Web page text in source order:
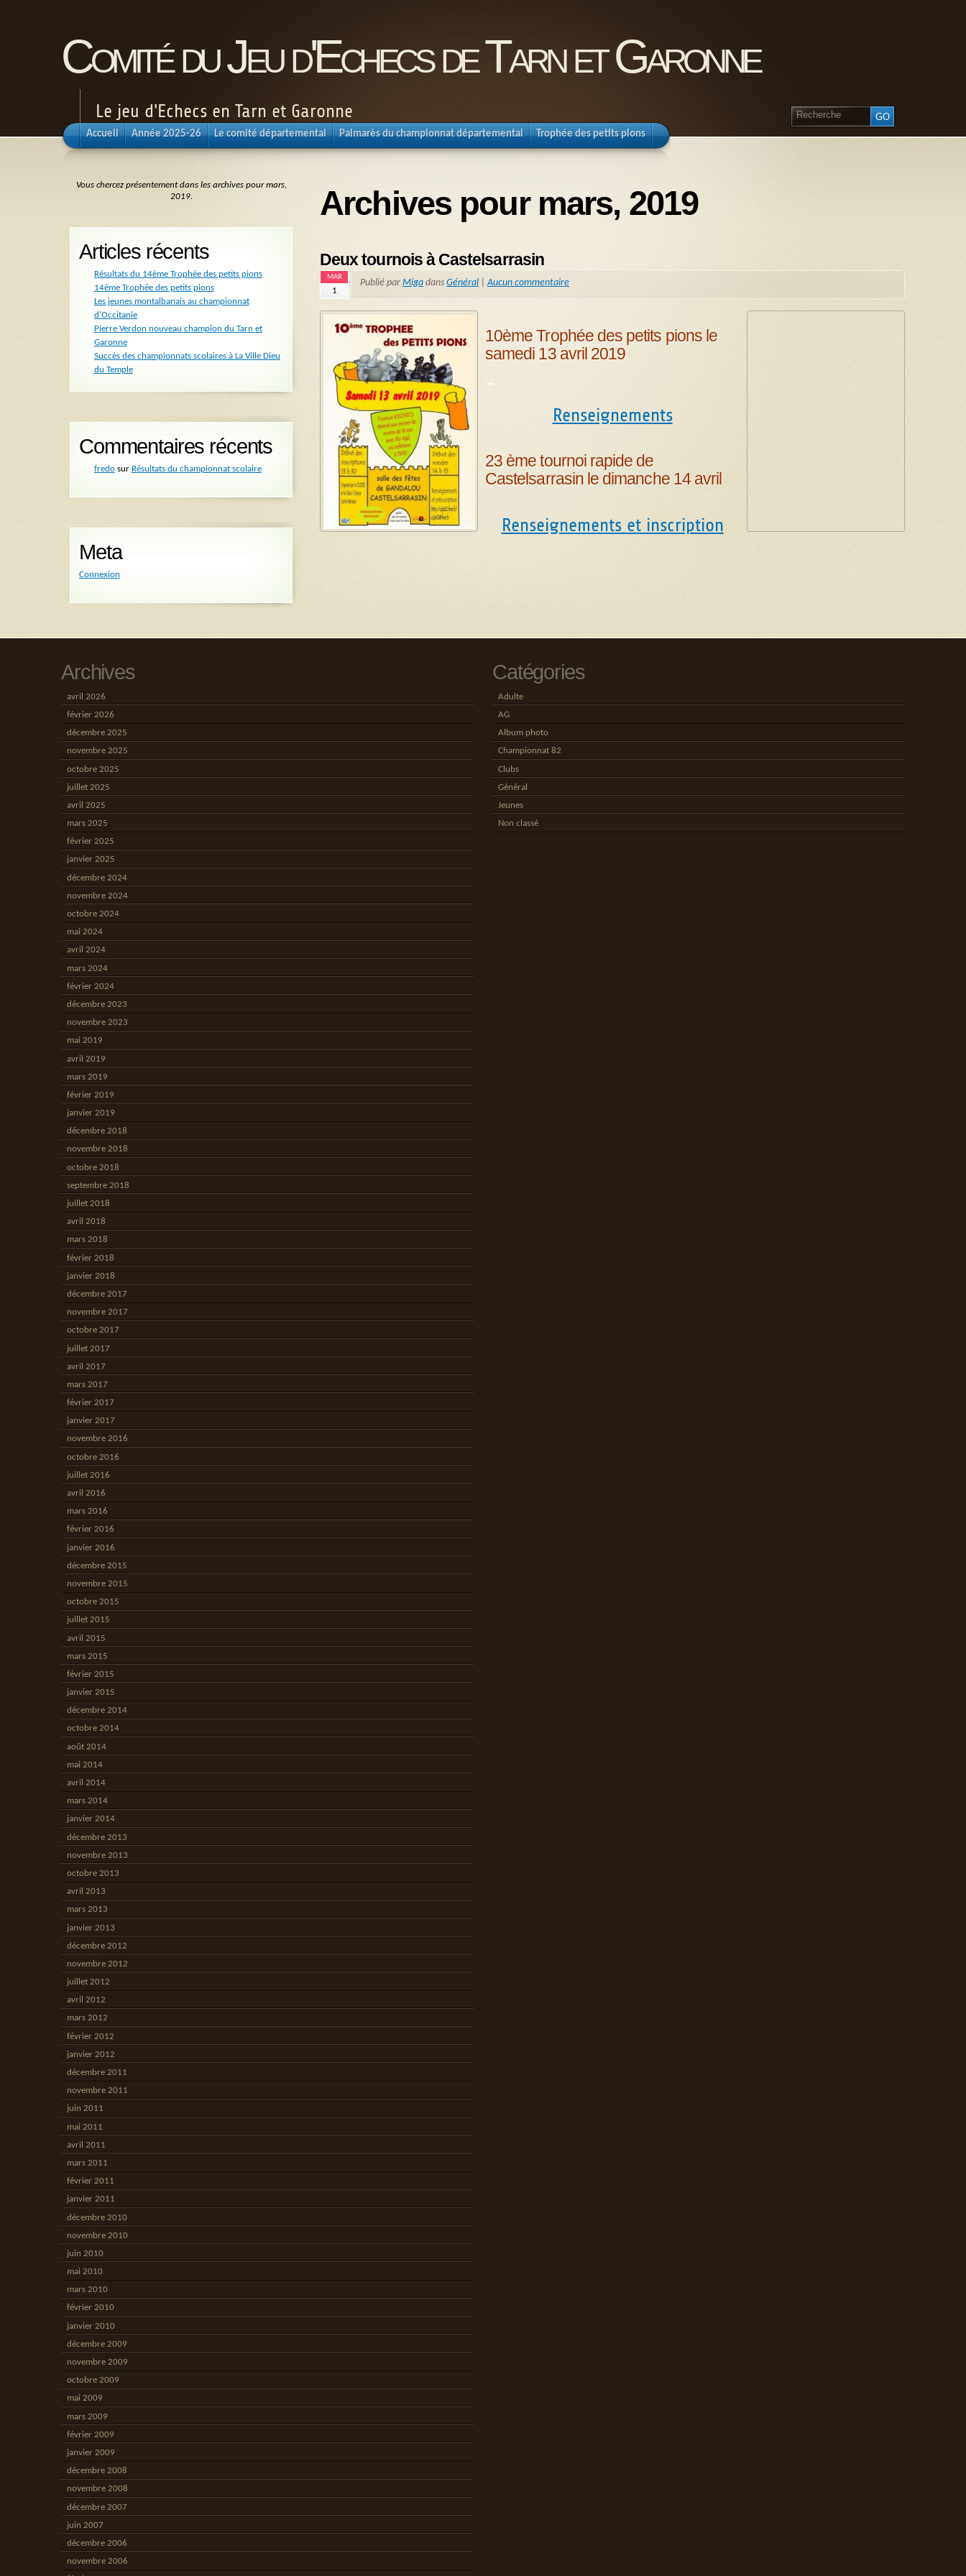
Comité du Jeu d'Echecs de Tarn et Garonne
Le jeu d'Echecs en Tarn et Garonne
Accueil Année 2025-26 Le comité départemental Palmarès du championnat départemental Trophée des petits pions
Archives pour mars, 2019
Deux tournois à Castelsarrasin
MAR
1
Publié par Miga dans Général |Aucun commentaire
10ème Trophée des petits pions le
samedi 13 avril 2019
–
Renseignements
23 ème tournoi rapide de
Castelsarrasin le dimanche 14 avril
Renseignements et inscription
Vous chercez présentement dans les archives pour mars,
2019.
Articles récents
Résultats du 14ème Trophée des petits pions
14ème Trophée des petits pions
Les jeunes montalbanais au championnat
d’Occitanie
Pierre Verdon nouveau champion du Tarn et
Garonne
Succès des championnats scolaires à La Ville Dieu
du Temple
Commentaires récents
fredosur Résultats du championnat scolaire
Meta
Connexion
Archives
avril 2026
février 2026
décembre 2025
novembre 2025
octobre 2025
juillet 2025
avril 2025
mars 2025
février 2025
janvier 2025
décembre 2024
novembre 2024
octobre 2024
mai 2024
avril 2024
mars 2024
février 2024
décembre 2023
novembre 2023
mai 2019
avril 2019
mars 2019
février 2019
janvier 2019
décembre 2018
novembre 2018
octobre 2018
septembre 2018
juillet 2018
avril 2018
mars 2018
février 2018
janvier 2018
décembre 2017
novembre 2017
octobre 2017
juillet 2017
avril 2017
mars 2017
février 2017
janvier 2017
novembre 2016
octobre 2016
juillet 2016
avril 2016
mars 2016
février 2016
janvier 2016
décembre 2015
novembre 2015
octobre 2015
juillet 2015
avril 2015
mars 2015
février 2015
janvier 2015
décembre 2014
octobre 2014
août 2014
mai 2014
avril 2014
mars 2014
janvier 2014
décembre 2013
novembre 2013
octobre 2013
avril 2013
mars 2013
janvier 2013
décembre 2012
novembre 2012
juillet 2012
avril 2012
mars 2012
février 2012
janvier 2012
décembre 2011
novembre 2011
juin 2011
mai 2011
avril 2011
mars 2011
février 2011
janvier 2011
décembre 2010
novembre 2010
juin 2010
mai 2010
mars 2010
février 2010
janvier 2010
décembre 2009
novembre 2009
octobre 2009
mai 2009
mars 2009
février 2009
janvier 2009
décembre 2008
novembre 2008
décembre 2007
juin 2007
décembre 2006
novembre 2006
Catégories
Adulte
AG
Album photo
Championnat 82
Clubs
Général
Jeunes
Non classé